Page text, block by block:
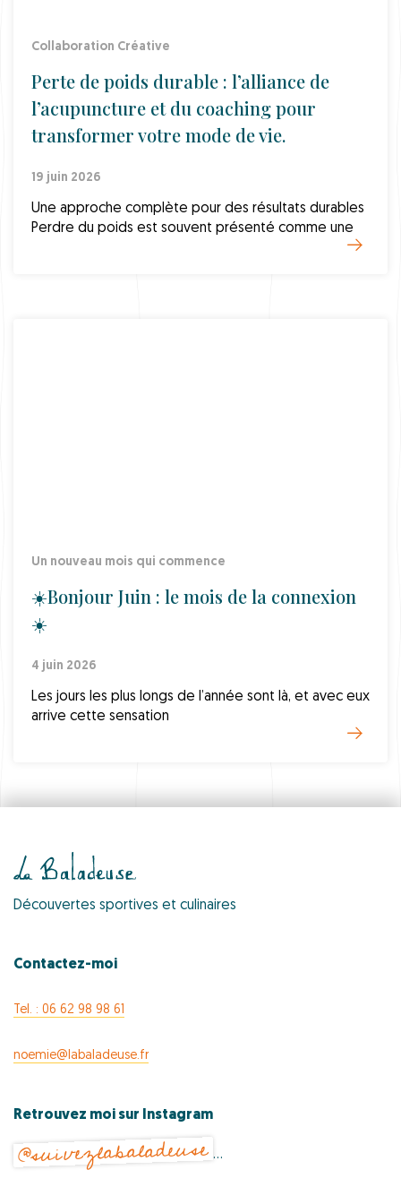
Collaboration Créative
Perte de poids durable : l’alliance de
l’acupuncture et du coaching pour
transformer votre mode de vie.
19 juin 2026
Une approche complète pour des résultats durables
Perdre du poids est souvent présenté comme une
Un nouveau mois qui commence
☀️Bonjour Juin : le mois de la connexion
☀️
4 juin 2026
Les jours les plus longs de l’année sont là, et avec eux
arrive cette sensation
Découvertes sportives et culinaires
Contactez-moi
Tel. : 06 62 98 98 61
noemie@labaladeuse.fr
Retrouvez moi sur Instagram
@suivezlabaladeuse …